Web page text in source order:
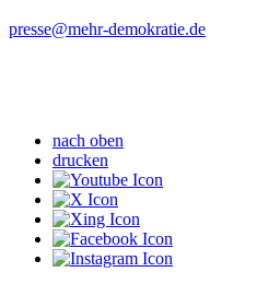
presse@mehr-demokratie.de
nach oben
drucken